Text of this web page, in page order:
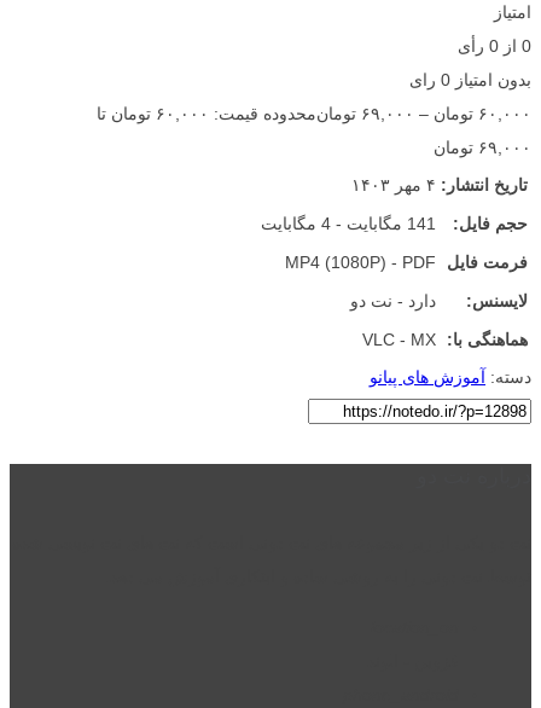
امتیاز
0 از 0 رأی
بدون امتیاز 0 رای
۶۰,۰۰۰ تومان – ۶۹,۰۰۰ تومان
محدوده قیمت: ۶۰,۰۰۰ تومان تا
۶۹,۰۰۰ تومان
تاریخ انتشار: ۴ مهر ۱۴۰۳
حجم فایل:
141 مگابایت - 4 مگابایت
فرمت فایل
MP4 (1080P) - PDF
لایسنس:
دارد - نت دو
هماهنگی با:
VLC - MX
دسته: آموزش های پیانو